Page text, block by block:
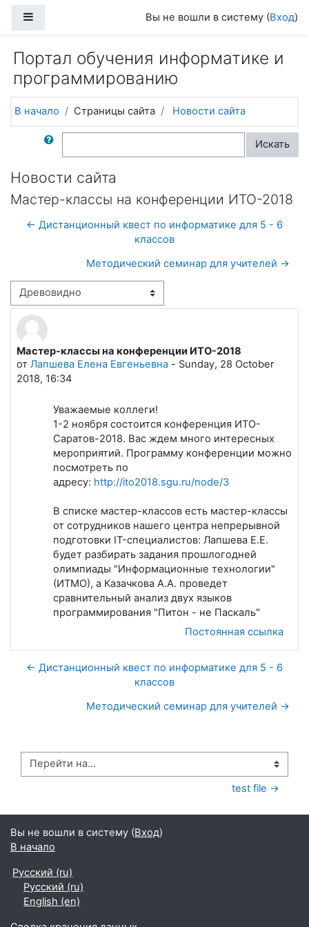
Вы не вошли в систему (Вход)
Портал обучения информатике и
программированию
В начало Страницы сайта Новости сайта
Поиск по форумам Искать
Новости сайта
Мастер-классы на конференции ИТО-2018
← Дистанционный квест по информатике для 5 - 6
классов
Методический семинар для учителей →
Режим отображения
Мастер-классы на конференции ИТО-2018
от Лапшева Елена Евгеньевна - Sunday, 28 October
2018, 16:34
Количество ответов: 0
Уважаемые коллеги!
1-2 ноября состоится конференция ИТО-
Саратов-2018. Вас ждем много интересных
мероприятий. Программу конференции можно
посмотреть по
адресу: http://ito2018.sgu.ru/node/3
В списке мастер-классов есть мастер-классы
от сотрудников нашего центра непрерывной
подготовки IT-специалистов: Лапшева Е.Е.
будет разбирать задания прошлогодней
олимпиады "Информационные технологии"
(ИТМО), а Казачкова А.А. проведет
сравнительный анализ двух языков
программирования "Питон - не Паскаль"
Постоянная ссылка
← Дистанционный квест по информатике для 5 - 6
классов
Методический семинар для учителей →
Перейти на...
test file →
Вы не вошли в систему (Вход)
В начало
Русский ‎(ru)‎
Русский ‎(ru)‎
English ‎(en)‎